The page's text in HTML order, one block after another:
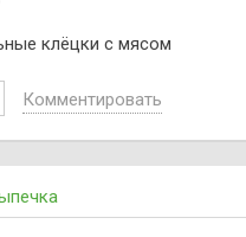
Комментировать